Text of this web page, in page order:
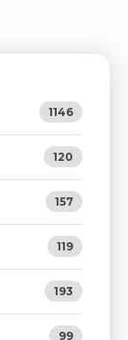
1146
120
157
119
193
99